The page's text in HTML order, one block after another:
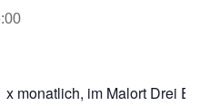
monatlich, im Malort Drei